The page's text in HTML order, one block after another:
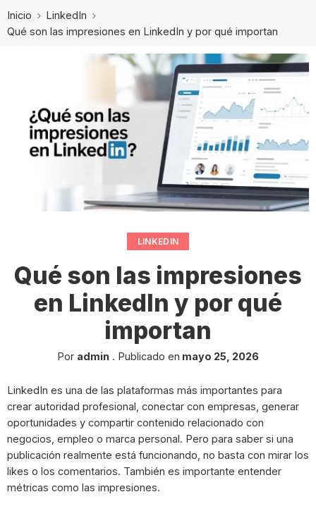
Inicio
LinkedIn
Qué son las impresiones en LinkedIn y por qué importan
LINKEDIN
Qué son las impresiones
en LinkedIn y por qué
importan
Por admin . Publicado en mayo 25, 2026
LinkedIn es una de las plataformas más importantes para
crear autoridad profesional, conectar con empresas, generar
oportunidades y compartir contenido relacionado con
negocios, empleo o marca personal. Pero para saber si una
publicación realmente está funcionando, no basta con mirar los
likes o los comentarios. También es importante entender
métricas como las impresiones.